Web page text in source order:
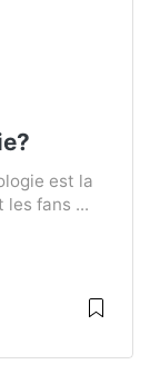
est la
les fans ...